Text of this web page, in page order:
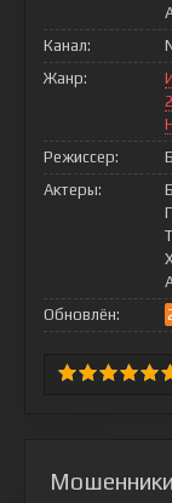
Канал:
Жанр:
Режиссер:
Актеры:
Обновлён:
Мошенники